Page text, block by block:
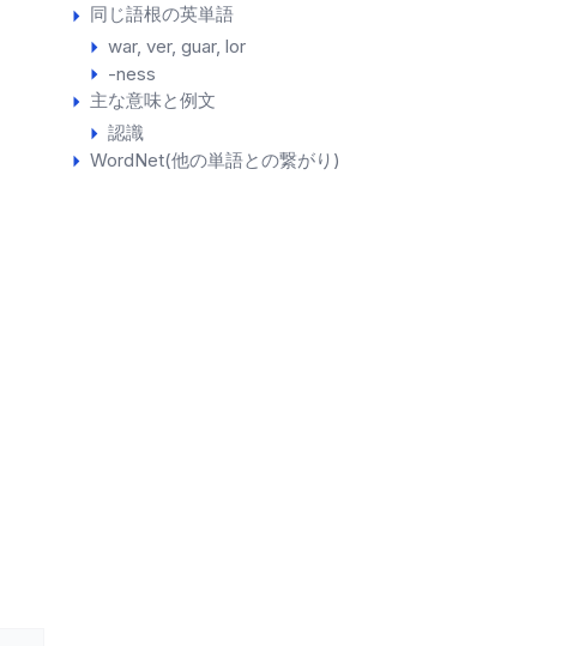
同じ語根の英単語
war ver guar lor
-ness
主な意味と例文
認識
WordNet(他の単語との繋がり)